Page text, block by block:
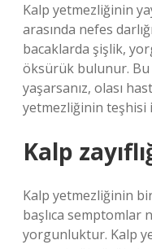
Kalp yetmezliğinin
arasında nefes
bacaklarda şişlik,
öksürük bulunur. Bu
yaşarsanız, olası
yetmezliğinin teşhisi
Kalp
Kalp yetmezliğinin
başlıca semptomlar
yorgunluktur. Kalp